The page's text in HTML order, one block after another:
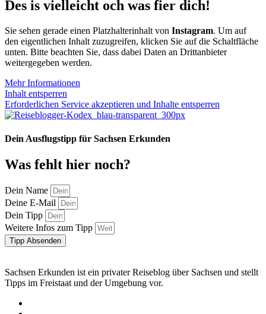
Des is vielleicht och was fier dich!
Sie sehen gerade einen Platzhalterinhalt von Instagram. Um auf
den eigentlichen Inhalt zuzugreifen, klicken Sie auf die Schaltfläche
unten. Bitte beachten Sie, dass dabei Daten an Drittanbieter
weitergegeben werden.
Mehr Informationen
Inhalt entsperren
Erforderlichen Service akzeptieren und Inhalte entsperren
Dein Ausflugstipp für Sachsen Erkunden
Was fehlt hier noch?
Dein Name
Deine E-Mail
Dein Tipp
Weitere Infos zum Tipp
Tipp Absenden
Sachsen Erkunden ist ein privater Reiseblog über Sachsen und stellt
Tipps im Freistaat und der Umgebung vor.